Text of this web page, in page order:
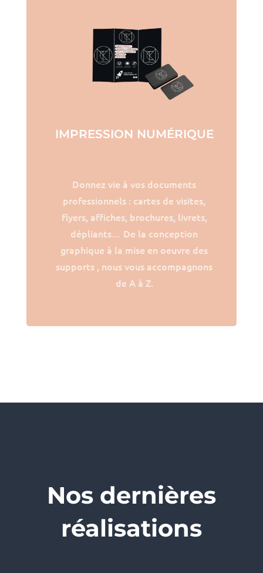
IMPRESSION NUMÉRIQUE
Donnez vie à vos documents
professionnels : cartes de visites,
flyers, affiches, brochures, livrets,
dépliants… De la conception
graphique à la mise en oeuvre des
supports , nous vous accompagnons
de A à Z.
Nos dernières
réalisations